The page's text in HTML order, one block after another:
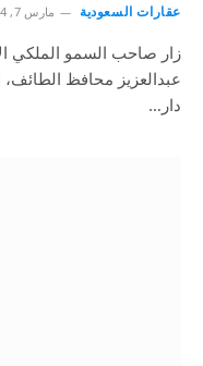
عقارات السعودية مارس 7, 2024
زار صاحب السمو الملكي
عبدالعزيز محافظ
دار…